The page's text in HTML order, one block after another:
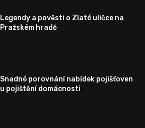
Legendy a pověsti o Zlaté uličce na
Pražském hradě
Snadné porovnání nabídek pojišťoven
u pojištění domácnosti